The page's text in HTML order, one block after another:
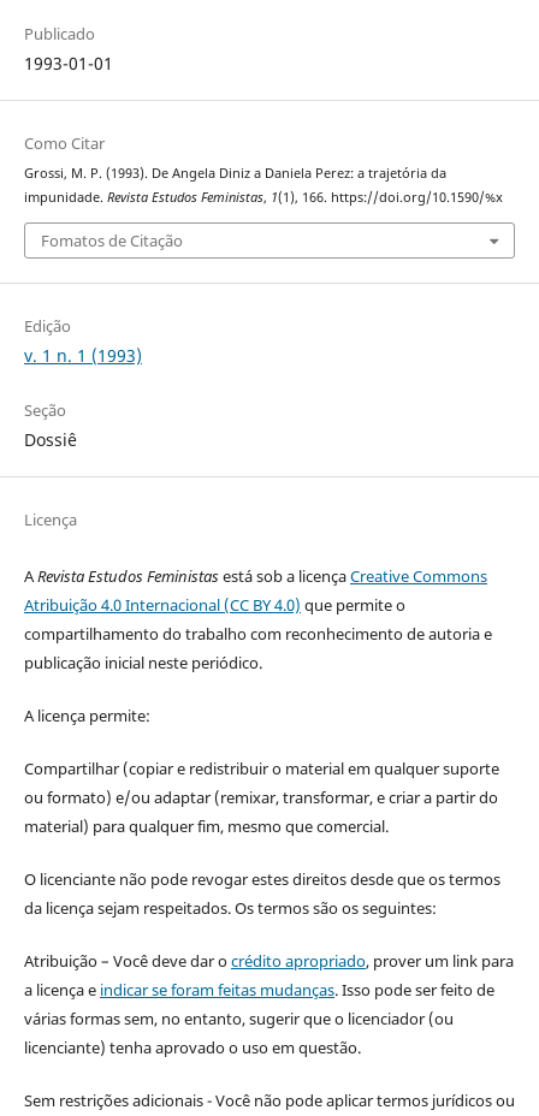
Publicado
1993-01-01
Como Citar
Grossi, M. P. (1993). De Angela Diniz a Daniela Perez: a trajetória da
impunidade. Revista Estudos Feministas, 1(1), 166. https://doi.org/10.1590/%x
Fomatos de Citação
Edição
v. 1 n. 1 (1993)
Seção
Dossiê
Licença
ARevista Estudos Feministasestá sob a licençaCreative Commons
Atribuição 4.0 Internacional (CC BY 4.0) que permite o
compartilhamento do trabalho com reconhecimento de autoria e
publicação inicial neste periódico.
A licença permite:
Compartilhar (copiar e redistribuir o material em qualquer suporte
ou formato) e/ou adaptar (remixar, transformar, e criar a partir do
material) para qualquer fim, mesmo que comercial.
O licenciante não pode revogar estes direitos desde que os termos
da licença sejam respeitados. Os termos são os seguintes:
Atribuição – Você deve dar ocrédito apropriado, prover um link para
a licença e indicar se foram feitas mudanças. Isso pode ser feito de
várias formas sem, no entanto, sugerir que o licenciador (ou
licenciante) tenha aprovado o uso em questão.
Sem restrições adicionais - Você não pode aplicar termos jurídicos ou